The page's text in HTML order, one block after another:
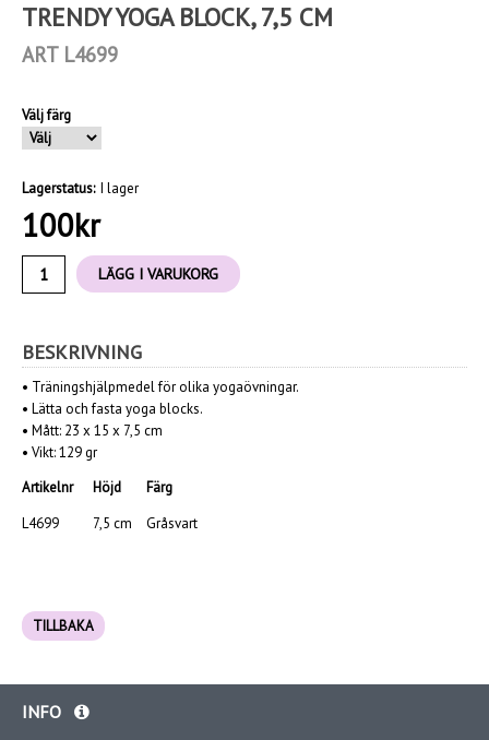
TRENDY YOGA BLOCK, 7,5 CM
ART L4699
Välj färg
Lagerstatus: I lager
100kr
LÄGG I VARUKORG
BESKRIVNING
• Träningshjälpmedel för olika yogaövningar.
• Lätta och fasta yoga blocks.
• Mått: 23 x 15 x 7,5 cm
• Vikt: 129 gr
Artikelnr
Höjd
Färg
L4699
7,5 cm Gråsvart
TILLBAKA
INFO